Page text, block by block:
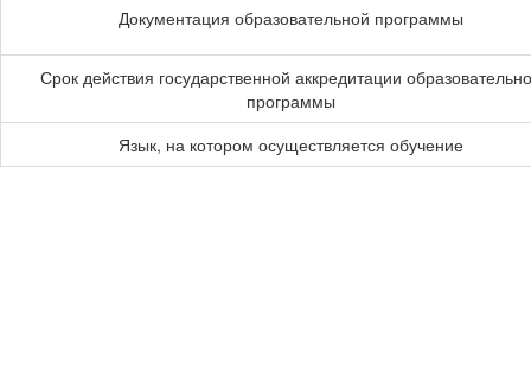
Документация образовательной программы
Срок действия государственной аккредитации
программы
Язык, на котором осуществляется обучение